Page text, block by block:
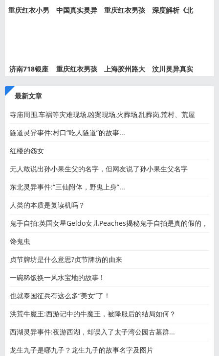
重庆红衣小男
中国真实灵异
重庆红衣男孩
深度解析《北
济南718银座
重庆红衣男孩
上海胶州路大
汶川灵异真实
最新文章
寺庙周围,车祸等灾难现场,凶案现场,火葬场,乱葬岗,荒村、荒屋
隧道灵异事件:村口“吃人隧道”的故事...
红楼的怨女
无人敢说出孙小果生父的名字，但网友说了孙小果生父名字
东北灵异事件:“三仙附体，野鬼上身”...
人类的本质是复读机吗？
鬼手自拍:英国女星Geldo女儿Peaches揭秘鬼手自拍是真的假的，
名媛
馋鬼虫
贞节牌坊是什么意思?贞节牌坊的由来
一碗稀饭换一风水宝地的故事 !
也就泰国征兵有这么多“美女”了！
洪荒牛魔王:西游记中的牛魔王，被降服后的结局如何？
西湖灵异事件:夜游西湖，却误入了太子湾公园古墓群...
龙生九子是哪九子？龙生九子的故事名字及图片